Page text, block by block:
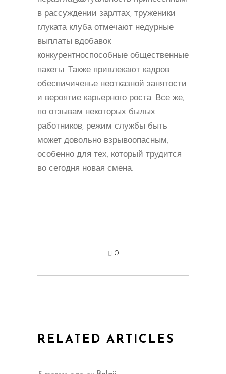
в рассуждении зарлтах, труженики
глуката клуба отмечают недурные
выплаты вдобавок
конкурентноспособные общественные
пакеты. Также привлекают кадров
обеспичиченье неотказной занятости
и вероятие карьерного роста. Все же,
по отзывам некоторых былых
работников, режим службы быть
может довольно взрывоопасным,
особенно для тех, который трудится
во сегодня новая смена.
0
RELATED ARTICLES